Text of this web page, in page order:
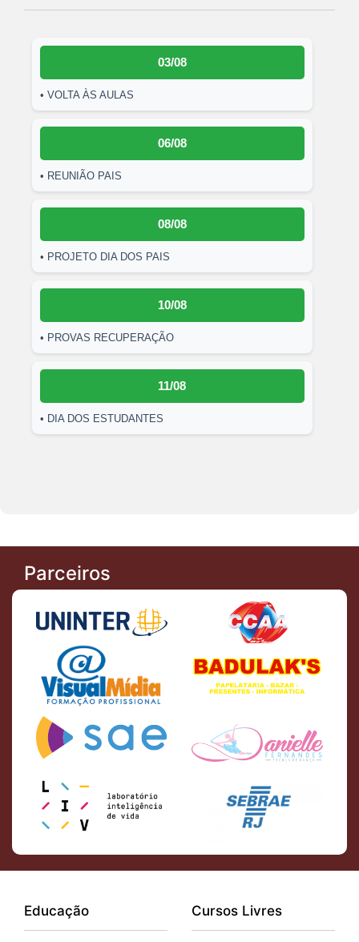
03/08
• VOLTA ÀS AULAS
06/08
• REUNIÃO PAIS
08/08
• PROJETO DIA DOS PAIS
10/08
• PROVAS RECUPERAÇÃO
11/08
• DIA DOS ESTUDANTES
Parceiros
Educação Cursos Livres